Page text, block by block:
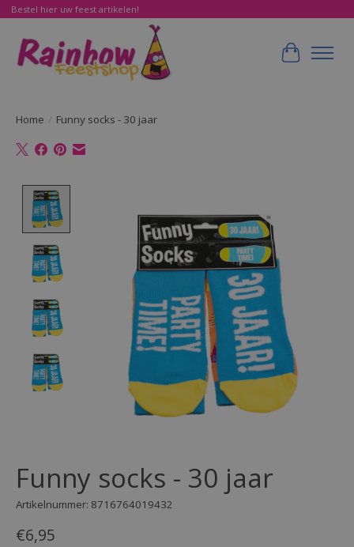
Bestel hier uw feest artikelen!
Home / Funny socks - 30 jaar
Funny socks - 30 jaar
Artikelnummer: 8716764019432
€6,95